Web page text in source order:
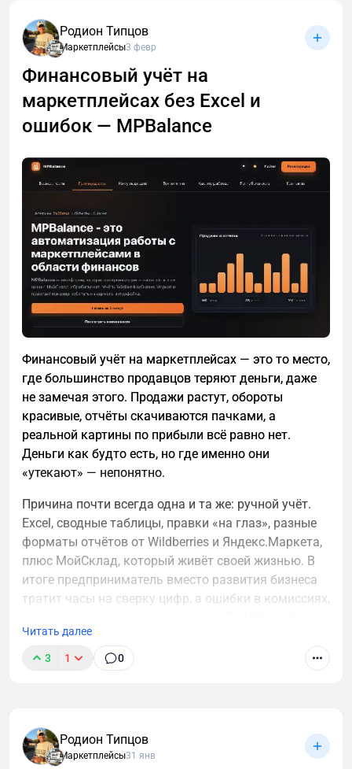
дошли до оборота более 4 млн в месяц. Почему по
ходу работы пришлось менять стратегию и что
учесть при продвижении товара, которому не
подходят рекомендательные полки.
Родион Типцов
Маркетплейсы3 февр
Финансовый учёт на
маркетплейсах без Excel и
ошибок — MPBalance
Финансовый учёт на маркетплейсах — это то место,
где большинство продавцов теряют деньги, даже
не замечая этого. Продажи растут, обороты
красивые, отчёты скачиваются пачками, а
реальной картины по прибыли всё равно нет.
Деньги как будто есть, но где именно они
«утекают» — непонятно.
Причина почти всегда одна и та же: ручной учёт.
Excel, сводные таблицы, правки «на глаз», разные
форматы отчётов от Wildberries и Яндекс.Маркета,
плюс МойСклад, который живёт своей жизнью. В
итоге предприниматель вместо развития бизнеса
тратит часы на сверку цифр, а ошибки в комиссиях,
каждый месяц.
Важно понимать простую вещь: финансовый учёт
бизнес работает вслепую. Хорошая новость в том,
что сегодня это уже не проблема — если
использовать правильный инструмент.
Читать далее
3 1 0
Родион Типцов
Маркетплейсы31 янв